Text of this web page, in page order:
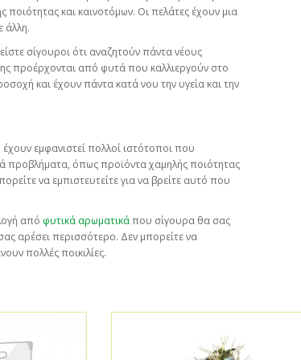
και καινοτόμων. Οι πελάτες έχουν μια
άλλη.
σίγουροι ότι αναζητούν πάντα νέους
προέρχονται από φυτά που καλλιεργούν στο
και έχουν πάντα κατά νου την υγεία και την
εμφανιστεί πολλοί ιστότοποι που
προβλήματα, όπως προϊόντα χαμηλής ποιότητας
να εμπιστευτείτε για να βρείτε αυτό που
από φυτικά αρωματικάπου σίγουρα θα σας
αρέσει περισσότερο. Δεν μπορείτε να
πολλές ποικιλίες.